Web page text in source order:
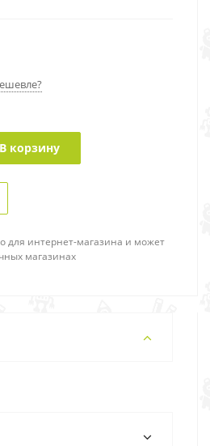
В корзину
для интернет-магазина и может
магазинах